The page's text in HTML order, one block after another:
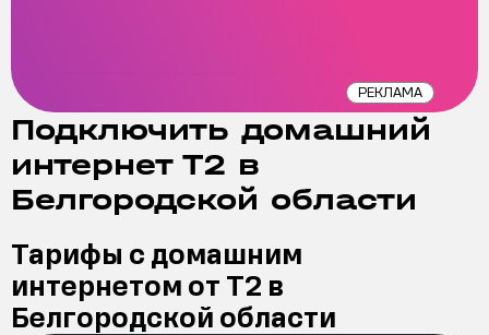
РЕКЛАМА
Подключить домашний
интернет Т2 в
Белгородской области
Тарифы с домашним
интернетом от Т2 в
Белгородской области